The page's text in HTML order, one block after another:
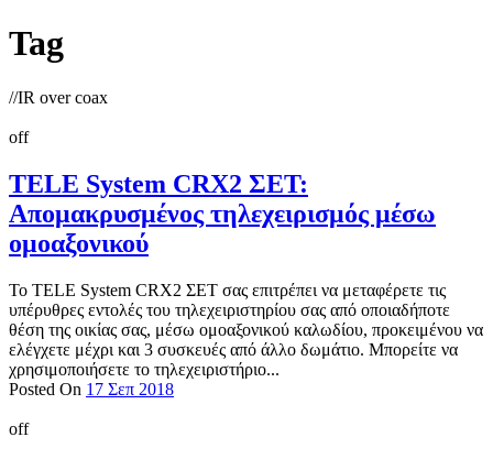
Tag
//IR over coax
off
TELE System CRX2 ΣΕΤ:
Απομακρυσμένος τηλεχειρισμός μέσω
ομοαξονικού
Το TELE System CRX2 ΣΕΤ σας επιτρέπει να μεταφέρετε τις
υπέρυθρες εντολές του τηλεχειριστηρίου σας από οποιαδήποτε
θέση της οικίας σας, μέσω ομοαξονικού καλωδίου, προκειμένου να
ελέγχετε μέχρι και 3 συσκευές από άλλο δωμάτιο. Μπορείτε να
χρησιμοποιήσετε το τηλεχειριστήριο...
Posted On 17 Σεπ 2018
off